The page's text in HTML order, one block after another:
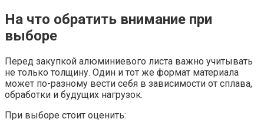
На что обратить внимание при
выборе
Перед закупкой алюминиевого листа важно учитывать
не только толщину. Один и тот же формат материала
может по-разному вести себя в зависимости от сплава,
обработки и будущих нагрузок.
При выборе стоит оценить: